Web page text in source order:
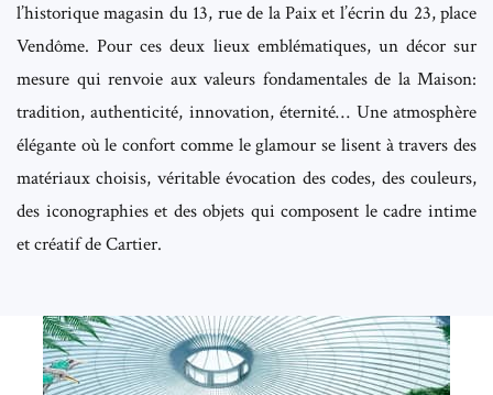
l’historique magasin du 13, rue de la Paix et l’écrin du 23, place
Vendôme. Pour ces deux lieux emblématiques, un décor sur
mesure qui renvoie aux valeurs fondamentales de la Maison:
tradition, authenticité, innovation, éternité… Une atmosphère
élégante où le confort comme le glamour se lisent à travers des
matériaux choisis, véritable évocation des codes, des couleurs,
des iconographies et des objets qui composent le cadre intime
et créatif de Cartier.